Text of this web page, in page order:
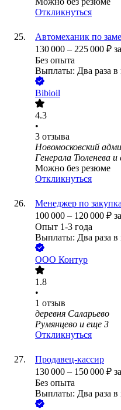
Откликнуться
Автомеханик по
130 000 – 225 000 ₽
Без опыта
Выплаты: Два раза в
Bibioil
4.3
•
3 отзыва
Новомосковский
Генерала Тюленева и
Можно без резюме
Откликнуться
Менеджер по
100 000 – 120 000 ₽
Опыт 1-3 года
Выплаты: Два раза в
ООО Контур
1.8
•
1 отзыв
деревня Саларьево
Румянцево и еще 3
Откликнуться
Продавец-кассир
130 000 – 150 000 ₽
Без опыта
Выплаты: Два раза в